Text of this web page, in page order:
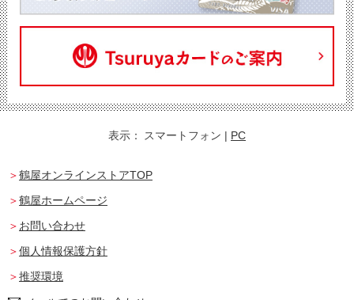
表示： スマートフォン | PC
鶴屋オンラインストアTOP
鶴屋ホームページ
お問い合わせ
個人情報保護方針
推奨環境